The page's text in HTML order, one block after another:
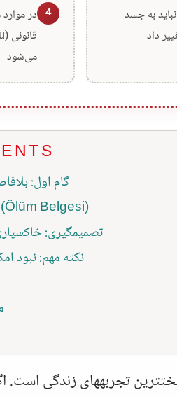
به جسد
داد
4 در
می‌شود
گام اول:
مهمترین مدرک: گواهی فوت (Ölüm Belgesi)
تصمیمگیری:
نکته مهم: نبود
تجربههای زندگی است.